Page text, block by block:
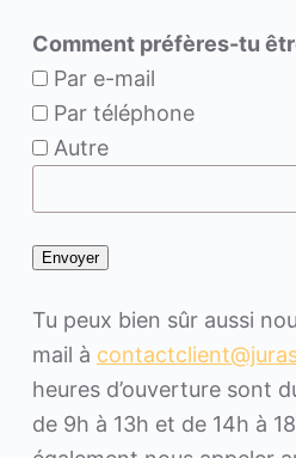
Comment préfères-tu
Par e-mail
Par téléphone
Autre
Tu peux bien sûr aussi
mail à
heures d’ouverture sont
de 9h à 13h et de 14h à